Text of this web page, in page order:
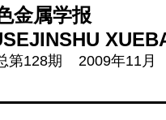
金属学报
128期 2009年11月